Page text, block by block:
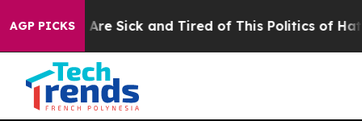
AGP PICKSAre Sick and Tired of This Politics of Hatred”